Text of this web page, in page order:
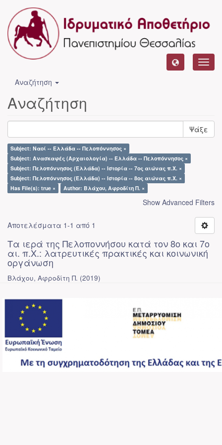
Αναζήτηση
Αναζήτηση
Ψάξε
Subject: Ναοί -- Ελλάδα -- Πελοπόννησος ×
Subject: Ανασκαφές (Αρχαιολογία) -- Ελλάδα -- Πελοπόννησος ×
Subject: Πελοπόννησος (Ελλάδα) -- Ιστορία -- 7ος αιώνας π.Χ. ×
Subject: Πελοπόννησος (Ελλάδα) -- Ιστορία -- 8ος αιώνας π.Χ. ×
Has File(s): true ×
Author: Βλάχου, Αφροδίτη Π. ×
Show Advanced Filters
Αποτελέσματα 1-1 από 1
Τα ιερά της Πελοποννήσου κατά τον 8ο και 7ο
αι. π.Χ.: λατρευτικές πρακτικές και κοινωνική
οργάνωση
Βλάχου, Αφροδίτη Π. (2019)